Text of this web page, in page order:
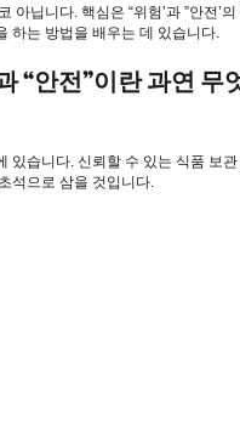
아닙니다. 핵심은 “위험’과 ”안전’
하는 방법을 배우는 데 있습니다.
“안전”이란 과연 무
있습니다. 신뢰할 수 있는 식품 보
석으로 삼을 것입니다.